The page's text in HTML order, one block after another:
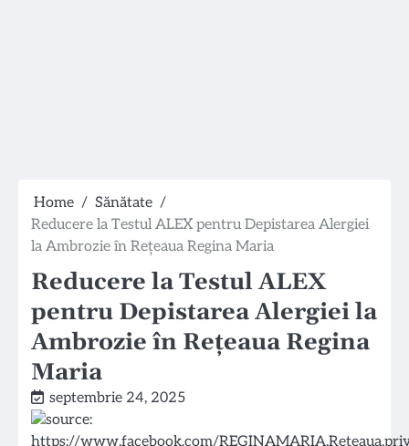
Home
Sănătate
Reducere la Testul ALEX pentru Depistarea Alergiei
la Ambrozie în Rețeaua Regina Maria
Reducere la Testul ALEX
pentru Depistarea Alergiei la
Ambrozie în Rețeaua Regina
Maria
septembrie 24, 2025